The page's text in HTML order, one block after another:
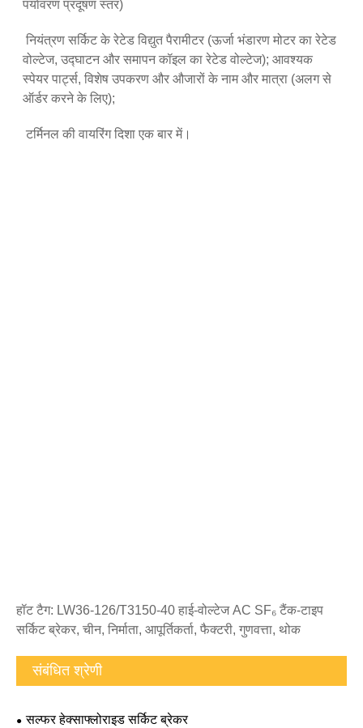
पर्यावरण प्रदूषण स्तर)
नियंत्रण सर्किट के रेटेड विद्युत पैरामीटर (ऊर्जा भंडारण मोटर का रेटेड
वोल्टेज, उद्घाटन और समापन कॉइल का रेटेड वोल्टेज); आवश्यक
स्पेयर पार्ट्स, विशेष उपकरण और औजारों के नाम और मात्रा (अलग से
ऑर्डर करने के लिए);
टर्मिनल की वायरिंग दिशा एक बार में।
हॉट टैग: LW36-126/T3150-40 हाई-वोल्टेज AC SF₆ टैंक-टाइप
सर्किट ब्रेकर, चीन, निर्माता, आपूर्तिकर्ता, फैक्टरी, गुणवत्ता, थोक
संबंधित श्रेणी
सल्फर हेक्साफ्लोराइड सर्किट ब्रेकर